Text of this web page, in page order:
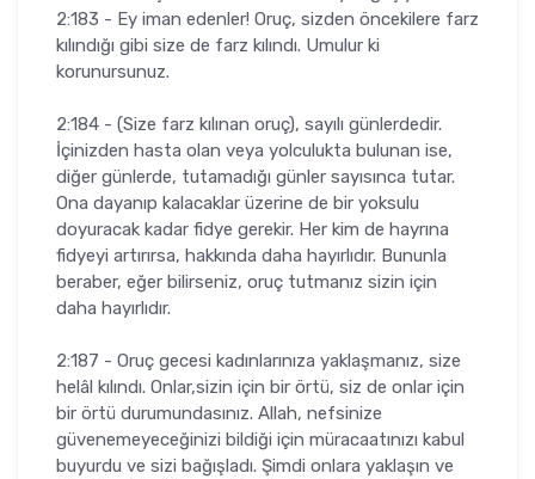
2:183 - Ey iman edenler! Oruç, sizden öncekilere farz
kılındığı gibi size de farz kılındı. Umulur ki
korunursunuz.
2:184 - (Size farz kılınan oruç), sayılı günlerdedir.
İçinizden hasta olan veya yolculukta bulunan ise,
diğer günlerde, tutamadığı günler sayısınca tutar.
Ona dayanıp kalacaklar üzerine de bir yoksulu
doyuracak kadar fidye gerekir. Her kim de hayrına
fidyeyi artırırsa, hakkında daha hayırlıdır. Bununla
beraber, eğer bilirseniz, oruç tutmanız sizin için
daha hayırlıdır.
2:187 - Oruç gecesi kadınlarınıza yaklaşmanız, size
helâl kılındı. Onlar,sizin için bir örtü, siz de onlar için
bir örtü durumundasınız. Allah, nefsinize
güvenemeyeceğinizi bildiği için müracaatınızı kabul
buyurdu ve sizi bağışladı. Şimdi onlara yaklaşın ve